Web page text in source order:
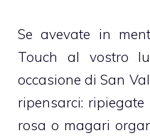
Se avevate in
Touch al vostro
occasione di San
ripensarci: ripiegate
rosa o magari